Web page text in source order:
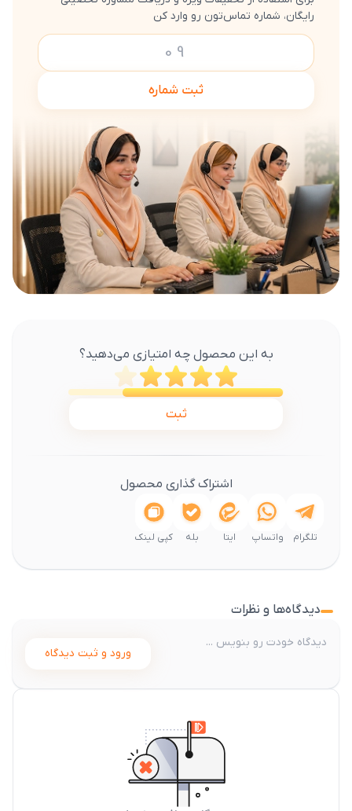
رایگان، شماره تماس‌تون رو وارد کن
ثبت شماره
به این محصول چه امتیازی می‌دهید؟
ثبت
اشتراک گذاری محصول
تلگرام واتساپ ایتا بله کپی لینک
دیدگاه‌ها و نظرات
ورود و ثبت دیدگاه